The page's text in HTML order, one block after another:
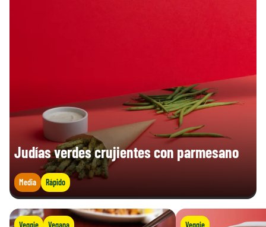
Judías verdes crujientes con parmesano
Media Rápido